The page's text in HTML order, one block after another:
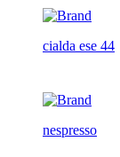
cialda ese 44
nespresso